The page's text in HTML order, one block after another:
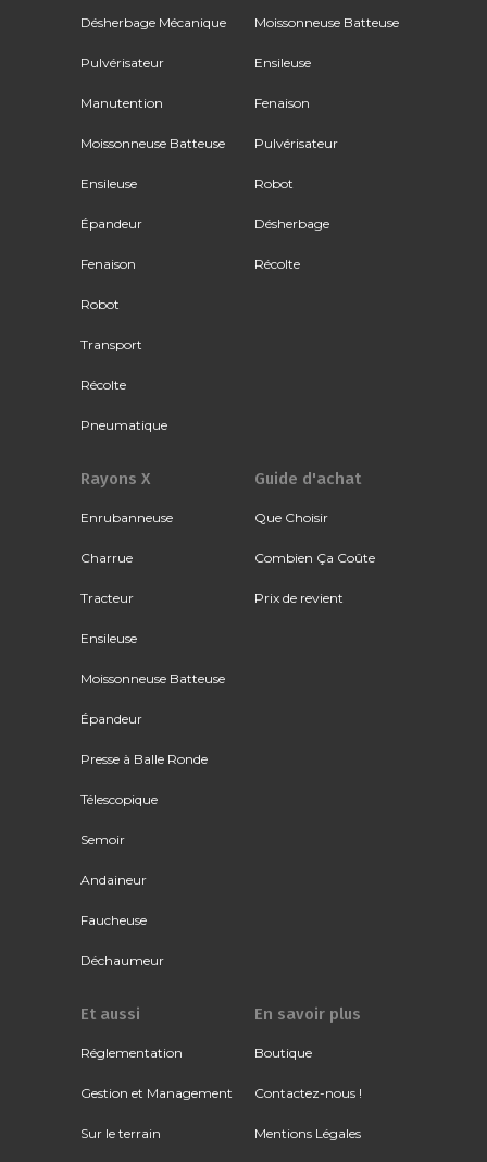
Désherbage Mécanique
Pulvérisateur
Manutention
Moissonneuse Batteuse
Ensileuse
Épandeur
Fenaison
Robot
Transport
Récolte
Pneumatique
Moissonneuse Batteuse
Ensileuse
Fenaison
Pulvérisateur
Robot
Désherbage
Récolte
Rayons X
Enrubanneuse
Charrue
Tracteur
Ensileuse
Moissonneuse Batteuse
Épandeur
Presse à Balle Ronde
Télescopique
Semoir
Andaineur
Faucheuse
Déchaumeur
Guide d'achat
Que Choisir
Combien Ça Coûte
Prix de revient
Et aussi
Réglementation
Gestion et Management
Sur le terrain
En savoir plus
Boutique
Contactez-nous !
Mentions Légales